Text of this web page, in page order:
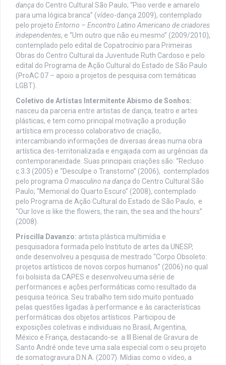
dança do Centro Cultural São Paulo; “Piso verde e amarelo
para uma lógica branca” (vídeo-dança 2009), contemplado
pelo projeto Entorno – Encontro Latino Americano de criadores
independentes, e “Um outro que não eu mesmo” (2009/2010),
contemplado pelo edital de Copatrocínio para Primeiras
Obras do Centro Cultural da Juventude Ruth Cardoso e pelo
edital do Programa de Ação Cultural do Estado de São Paulo
(ProAC 07 – apoio a projetos de pesquisa com temáticas
LGBT).
Coletivo de Artistas Intermitente Abismo de Sonhos:
nasceu da parceria entre artistas de dança, teatro e artes
plásticas, e tem como principal motivação a produção
artística em processo colaborativo de criação,
intercambiando informações de diversas áreas numa obra
artística des-territorializada e engajada com as urgências da
contemporaneidade. Suas principais criações são: “Recluso
c.3.3 (2005) e “Desculpe o Transtorno” (2006), contemplados
pelo programa O masculino na dança do Centro Cultural São
Paulo; “Memorial do Quarto Escuro” (2008), contemplado
pelo Programa de Ação Cultural do Estado de São Paulo, e
“Our love is like the flowers, the rain, the sea and the hours”
(2008).
Priscilla Davanzo: artista plástica multimídia e
pesquisadora formada pelo Instituto de artes da UNESP,
onde desenvolveu a pesquisa de mestrado “Corpo Obsoleto:
projetos artísticos de novos corpos humanos” (2006) no qual
foi bolsista da CAPES e desenvolveu uma série de
performances e ações performáticas como resultado da
pesquisa teórica. Seu trabalho tem sido muito pontuado
pelas questões ligadas à performance e às características
performáticas dos objetos artísticos. Participou de
exposições coletivas e individuais no Brasil, Argentina,
México e França, destacando-se a III Bienal de Gravura de
Santo André onde teve uma sala especial com o seu projeto
de somatogravura D.N.A. (2007). Mídias como o vídeo, a